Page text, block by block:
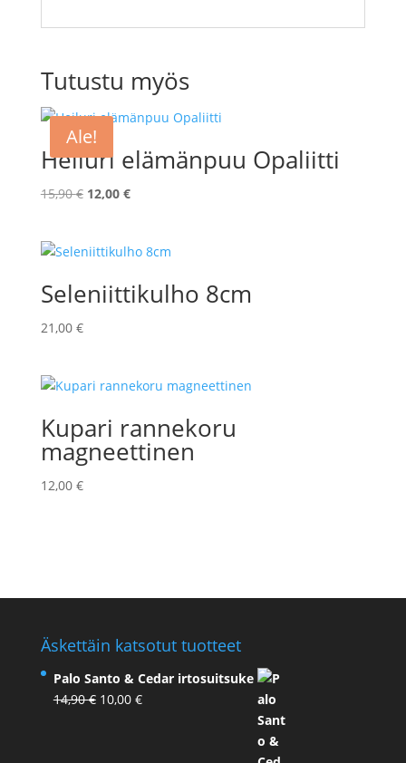
Tutustu myös
Ale!
Heiluri elämänpuu Opaliitti
15,90€ Alkuperäinen
15,90 €.
12,00 €Nykyinen
12,00 €.
Seleniittikulho 8cm
21,00 €
Kupari rannekoru
magneettinen
12,00 €
Äskettäin katsotut tuotteet
Palo Santo & Cedar irtosuitsuke
14,90€ Alkuperäinen
10,00 €Nykyinen